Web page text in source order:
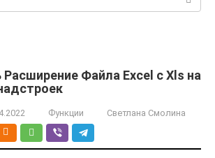
Файла Excel с Xls на
Функции Светлана Смолина